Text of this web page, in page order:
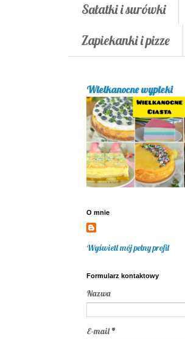
Sałatki i surówki
Zapiekanki i pizze
Wielkanocne wypieki
O mnie
Wyświetl mój pełny profil
Formularz kontaktowy
Nazwa
E-mail*